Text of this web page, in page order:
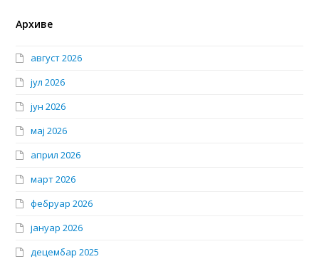
Архиве
август 2026
јул 2026
јун 2026
мај 2026
април 2026
март 2026
фебруар 2026
јануар 2026
децембар 2025